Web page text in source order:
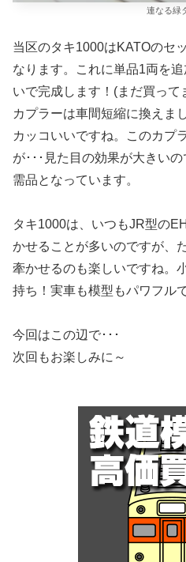
連なる緑
当区のタキ1000はKATOのセ
なります。これに単品1両を
いで完成します！(まだ買って
カプラーは車間短縮に換えま
カッコいいですね。このカプ
が･･･見た目の効果が大きい
需品となっています。
タキ1000は、いつもJR型の
かせることが多いのですが、
牽かせるのも楽しいですね。
持ち！実車も模型もパワフル
今回はこの辺で･･･
次回もお楽しみに～